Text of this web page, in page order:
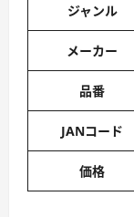
ジャンル
メーカー
品番
JANコード
価格